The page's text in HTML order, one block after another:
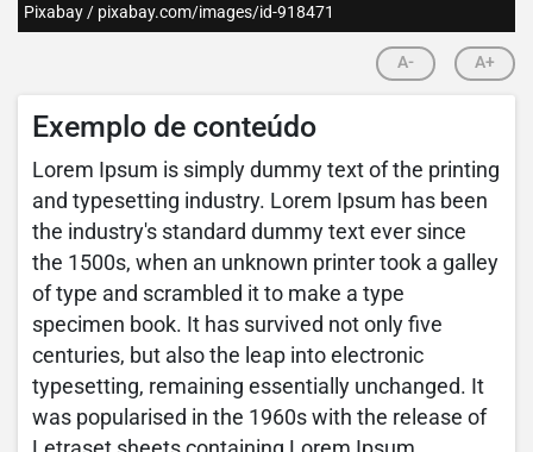
Pixabay / pixabay.com/images/id-918471
A- A+
Exemplo de conteúdo
Lorem Ipsum is simply dummy text of the printing
and typesetting industry. Lorem Ipsum has been
the industry's standard dummy text ever since
the 1500s, when an unknown printer took a galley
of type and scrambled it to make a type
specimen book. It has survived not only five
centuries, but also the leap into electronic
typesetting, remaining essentially unchanged. It
was popularised in the 1960s with the release of